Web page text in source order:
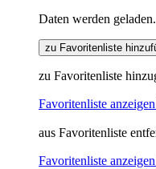
Daten werden
zu Favoritenliste
zu Favoritenliste
Favoritenliste anzeigen
aus Favoritenliste
Favoritenliste anzeigen